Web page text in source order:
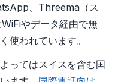
、Threema（ス
やデータ経由で無
使われています。
ってはスイスを含む国